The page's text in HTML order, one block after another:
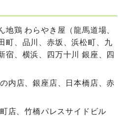
地鶏 わらやき屋（龍馬道場、
町、品川、赤坂、浜松町、九
宿、横浜、四万十川 銀座、四
内店、銀座店、日本橋店、赤
店、竹橋パレスサイドビル